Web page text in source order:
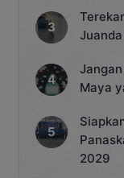
Maya
2029